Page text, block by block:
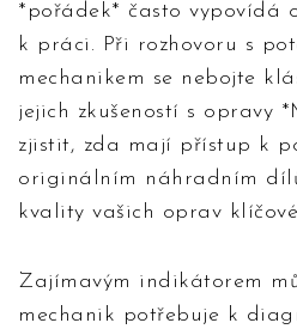
*pořádek* často vypovídá
k práci. Při rozhovoru s
mechanikem se nebojte
jejich zkušeností s opravy
zjistit, zda mají přístup k
originálním náhradním
kvality vašich oprav
Zajímavým indikátorem
mechanik potřebuje k